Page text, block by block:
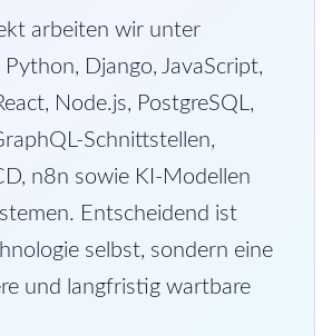
arbeiten wir unter
Django, JavaScript,
Node.js, PostgreSQL,
Schnittstellen,
n8n sowie KI-Modellen
Entscheidend ist
selbst, sondern eine
und langfristig wartbare